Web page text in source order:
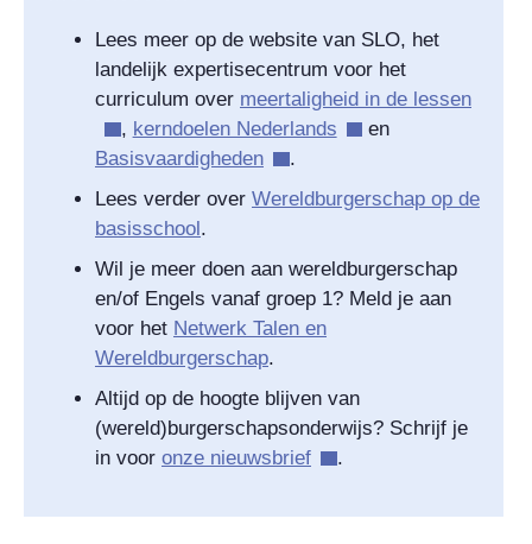
Lees meer op de website van SLO, het
landelijk expertisecentrum voor het
curriculum over meertaligheid in de lessen
, kerndoelen Nederlands
en
Basisvaardigheden
.
Lees verder over Wereldburgerschap op de
basisschool.
Wil je meer doen aan wereldburgerschap
en/of Engels vanaf groep 1? Meld je aan
voor het Netwerk Talen en
Wereldburgerschap.
Altijd op de hoogte blijven van
(wereld)burgerschapsonderwijs? Schrijf je
in voor onze nieuwsbrief .